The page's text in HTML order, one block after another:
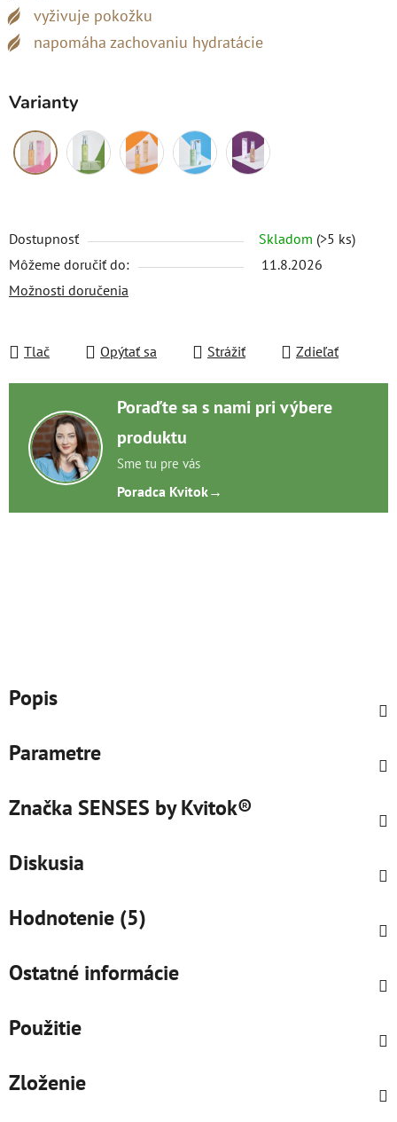
vyživuje pokožku
napomáha zachovaniu hydratácie
Varianty
Dostupnosť Skladom (>5 ks)
Môžeme doručiť do:
11.8.2026
Možnosti doručenia
Tlač Opýtať sa Strážiť Zdieľať
Poraďte sa s nami pri výbere
produktu
Sme tu pre vás
Poradca Kvitok→
Popis
Parametre
Značka SENSES by Kvitok®
Diskusia
Hodnotenie (5)
Ostatné informácie
Použitie
Zloženie